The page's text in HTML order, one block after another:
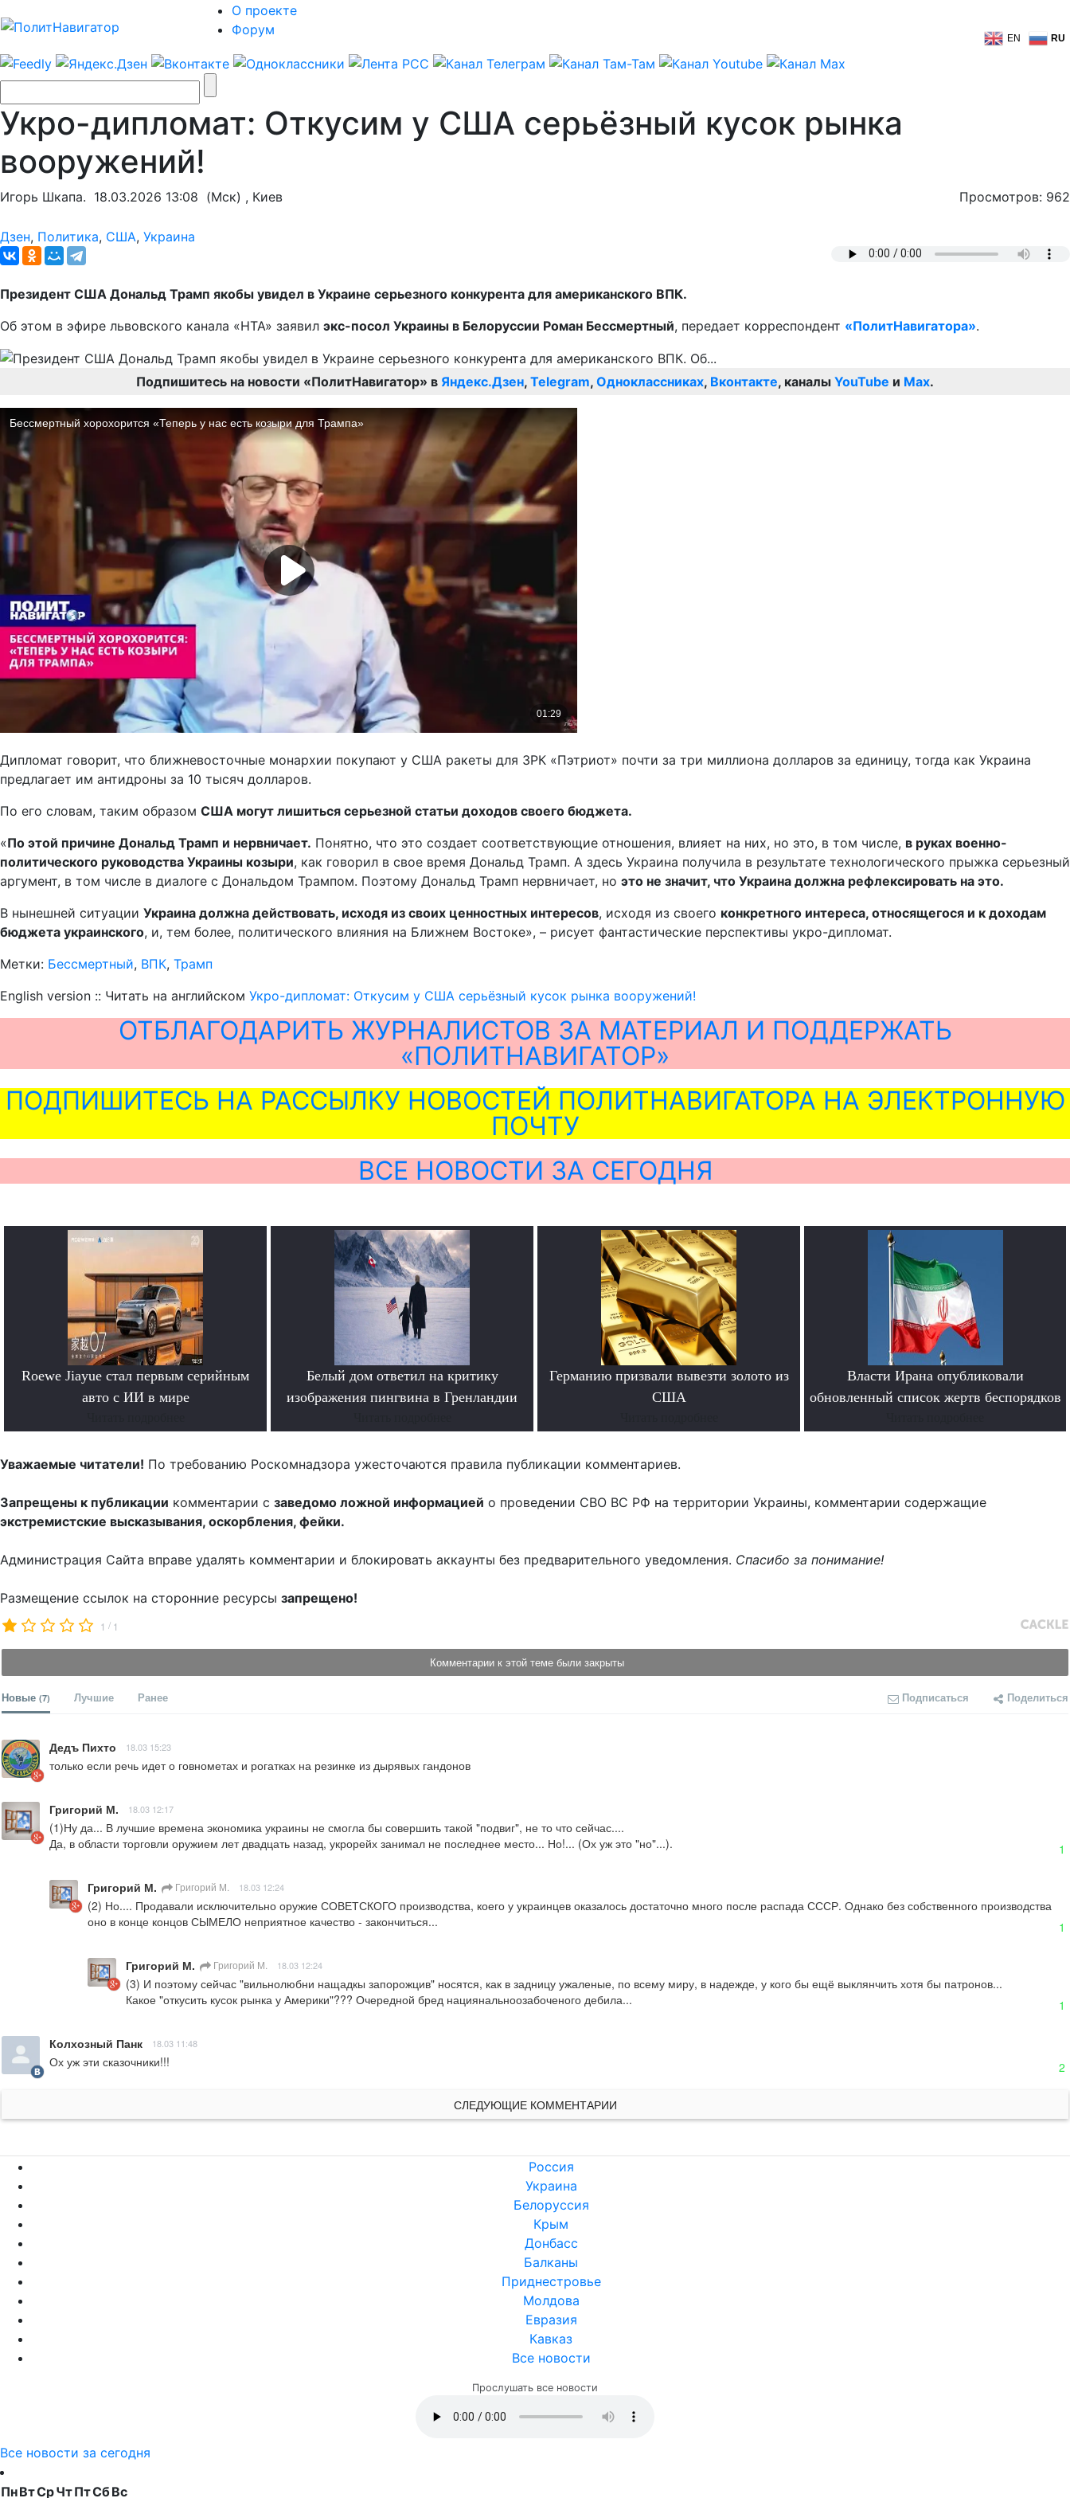
О проекте
Форум
EN RU
Укро-дипломат: Откусим у США серьёзный кусок рынка
вооружений!
Игорь Шкапа. 18.03.2026 13:08 (Мск) , Киев Просмотров: 962
Дзен, Политика, США, Украина
Президент США Дональд Трамп якобы увидел в Украине серьезного конкурента для американского ВПК.
Об этом в эфире львовского канала «НТА» заявил экс-посол Украины в Белоруссии Роман Бессмертный, передает корреспондент «ПолитНавигатора».
Подпишитесь на новости «ПолитНавигатор» в Яндекс.Дзен, Telegram, Одноклассниках, Вконтакте, каналы YouTube и Max.
Дипломат говорит, что ближневосточные монархии покупают у США ракеты для ЗРК «Пэтриот» почти за три миллиона долларов за единицу, тогда как Украина
предлагает им антидроны за 10 тысяч долларов.
По его словам, таким образом США могут лишиться серьезной статьи доходов своего бюджета.
«По этой причине Дональд Трамп и нервничает. Понятно, что это создает соответствующие отношения, влияет на них, но это, в том числе, в руках военно-
политического руководства Украины козыри, как говорил в свое время Дональд Трамп. А здесь Украина получила в результате технологического прыжка серьезный
аргумент, в том числе в диалоге с Дональдом Трампом. Поэтому Дональд Трамп нервничает, но это не значит, что Украина должна рефлексировать на это.
В нынешней ситуации Украина должна действовать, исходя из своих ценностных интересов, исходя из своего конкретного интереса, относящегося и к доходам
бюджета украинского, и, тем более, политического влияния на Ближнем Востоке», – рисует фантастические перспективы укро-дипломат.
Метки: Бессмертный, ВПК, Трамп
English version :: Читать на английском Укро-дипломат: Откусим у США серьёзный кусок рынка вооружений!
ОТБЛАГОДАРИТЬ ЖУРНАЛИСТОВ ЗА МАТЕРИАЛ И ПОДДЕРЖАТЬ
«ПОЛИТНАВИГАТОР»
ПОДПИШИТЕСЬ НА РАССЫЛКУ НОВОСТЕЙ ПОЛИТНАВИГАТОРА НА ЭЛЕКТРОННУЮ
ПОЧТУ
ВСЕ НОВОСТИ ЗА СЕГОДНЯ
Roewe Jiayue стал первым серийным
авто с ИИ в мире
Белый дом ответил на критику
изображения пингвина в Гренландии
Германию призвали вывезти золото из
США
Власти Ирана опубликовали
обновленный список жертв беспорядков
Уважаемые читатели! По требованию Роскомнадзора ужесточаются правила публикации комментариев.
Запрещены к публикации комментарии с заведомо ложной информацией о проведении СВО ВС РФ на территории Украины, комментарии содержащие
экстремистские высказывания, оскорбления, фейки.
Администрация Сайта вправе удалять комментарии и блокировать аккаунты без предварительного уведомления. Спасибо за понимание!
Размещение ссылок на сторонние ресурсы запрещено!
1 / 1
Комментарии к этой теме были закрыты
Новые (7) Лучшие Ранее Подписаться Поделиться
Дедъ Пихто 18.03 15:23
только если речь идет о говнометах и рогатках на резинке из дырявых гандонов
Григорий М. 18.03 12:17
(1)Ну да... В лучшие времена экономика украины не смогла бы совершить такой "подвиг", не то что сейчас....
Да, в области торговли оружием лет двадцать назад, укрорейх занимал не последнее место... Но!... (Ох уж это "но"...).
1
Григорий М. Григорий М. 18.03 12:24
(2) Но.... Продавали исключительно оружие СОВЕТСКОГО производства, коего у украинцев оказалось достаточно много после распада СССР. Однако без собственного производства
оно в конце концов СЫМЕЛО неприятное качество - закончиться...
1
Григорий М. Григорий М. 18.03 12:24
(3) И поэтому сейчас "вильнолюбни нащадкы запорожцив" носятся, как в задницу ужаленые, по всему миру, в надежде, у кого бы ещё выклянчить хотя бы патронов...
Какое "откусить кусок рынка у Америки"??? Очередной бред нациянальноозабоченого дебила...
1
Колхозный Панк 18.03 11:48
Ох уж эти сказочники!!! 2
СЛЕДУЮЩИЕ КОММЕНТАРИИ
Россия
Украина
Белоруссия
Крым
Донбасс
Балканы
Приднестровье
Молдова
Евразия
Кавказ
Все новости
Прослушать все новости
Все новости за сегодня
ПнВтСрЧтПтСбВс